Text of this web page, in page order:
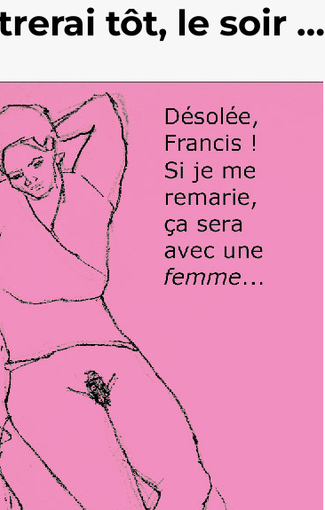
tôt, le soir …